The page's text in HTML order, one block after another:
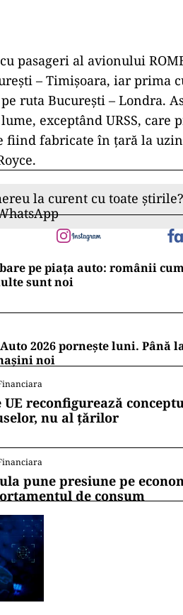
pasageri al avionului
– Timişoara, iar prima
ruta Bucureşti – Londra.
exceptând URSS, care
fiind fabricate în ţară la
la curent cu toate
pe piața auto: românii
sunt noi
2026 pornește luni. Până
noi
UE reconfigurează
nu al țărilor
pune presiune pe
de consum